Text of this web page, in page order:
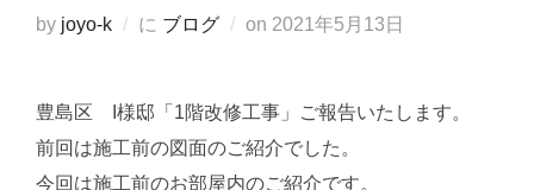
by joyo-k に ブログ on 投
2021年5月13日
豊島区 I様邸「1階改修工事」ご報告いたします。
前回は施工前の図面のご紹介でした。
今回は施工前のお部屋内のご紹介です。